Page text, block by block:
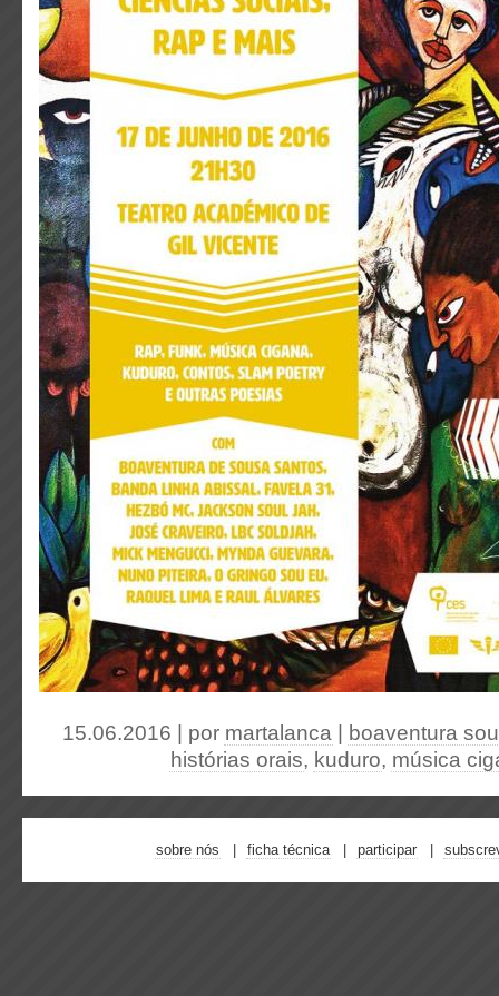
15.06.2016 | por martalanca
boaventura
histórias orais, kuduro, música
sobre nós ficha técnica participar